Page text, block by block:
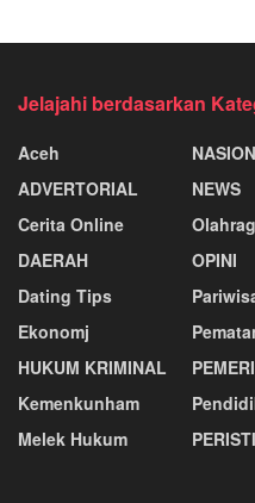
Jelajahi berdasarkan
Aceh
ADVERTORIAL
Cerita Online
DAERAH
Dating Tips
Ekonomj
HUKUM KRIMINAL
Kemenkunham
Melek Hukum
NEWS
OPINI